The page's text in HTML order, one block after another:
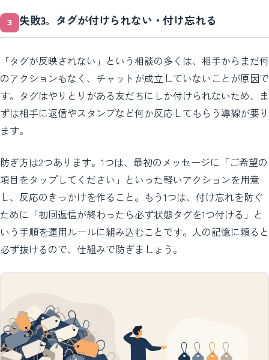
失敗3。タグが付けられない・付け忘れる
「タグが反映されない」という相談の多くは、相手からまだ何
のアクションもなく、チャットが成立していないことが原因で
す。タグはやりとりがある友だちにしか付けられないため、ま
ずは相手に返信やスタンプなど何か反応してもらう導線が要り
ます。
防ぎ方は2つあります。1つは、最初のメッセージに「ご希望の
項目をタップしてください」といった軽いアクションを用意
し、反応のきっかけを作ること。もう1つは、付け忘れを防ぐ
ために「初回返信が終わったら必ず状態タグを1つ付ける」と
いう手順を運用ルールに組み込むことです。人の記憶に頼ると
必ず抜けるので、仕組みで防ぎましょう。